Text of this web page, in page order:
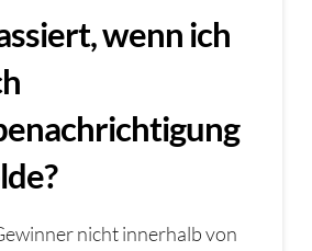
wenn ich
nicht innerhalb von